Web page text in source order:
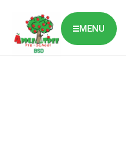
MENU
Home News Cara Melatih